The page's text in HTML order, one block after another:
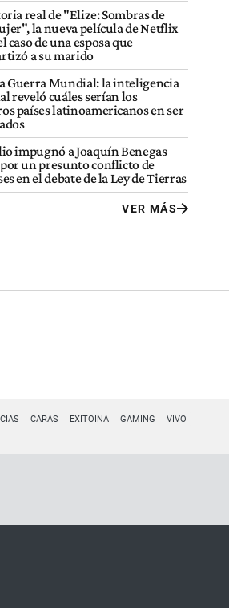
real de "Elize: Sombras de
la nueva película de Netflix
caso de una esposa que
a su marido
Guerra Mundial: la inteligencia
reveló cuáles serían los
países latinoamericanos en ser
impugnó a Joaquín Benegas
un presunto conflicto de
en el debate de la Ley de Tierras
VER MÁS
CARAS EXITOINA GAMING VIVO